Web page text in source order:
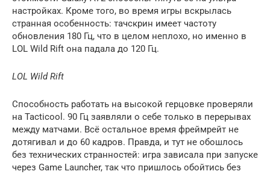
настройках. Кроме того, во время игры вскрылась
странная особенность: тачскрин имеет частоту
обновления 180 Гц, что в целом неплохо, но именно в
LOL Wild Rift она падала до 120 Гц.
LOL Wild Rift
Способность работать на высокой герцовке проверяли
на Tacticool. 90 Гц заявляли о себе только в перерывах
между матчами. Всё остальное время фреймрейт не
дотягивал и до 60 кадров. Правда, и тут не обошлось
без технических странностей: игра зависала при запуске
через Game Launcher, так что пришлось обойтись без